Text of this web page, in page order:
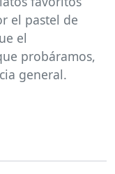
el pastel de
el
probáramos,
general.